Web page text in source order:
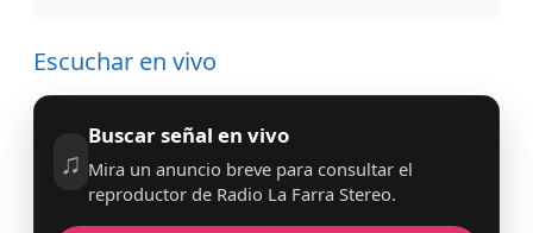
Escuchar en vivo
♫
Buscar señal en vivo
Mira un anuncio breve para consultar el
reproductor de Radio La Farra Stereo.